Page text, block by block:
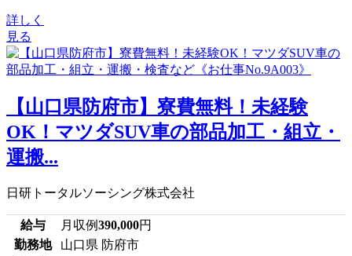
詳しく
見る
【山口県防府市】寮費無料！未経験
OK！マツダSUV車の部品加工・組立・
運搬...
日研トータルソーシング株式会社
給与 月収例390,000円
勤務地
山口県 防府市